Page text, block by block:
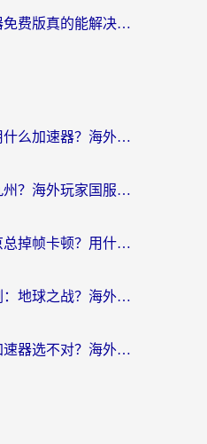
海外党必看：加速器免费版真的能解决回国访问难题吗？附实用选择指南
在美国玩流放之路用什么加速器？海外党国服游戏不卡顿的终极攻略
匈牙利怎么玩逐鹿九州？海外玩家国服游戏加速器终极指南（附永劫无间荣耀新三国解决方案）
海外玩决战！平安京总掉帧卡顿？用什么加速器比较好？实测指南来了
巴西怎么玩变形金刚：地球之战？海外玩家国服游戏加速终极指南（附新诛仙延迟密室逃脱18解决办法）
在国外最终幻想14加速器选不对？海外玩家的国服游戏加速避坑指南